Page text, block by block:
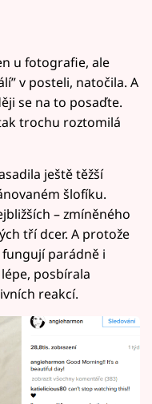
u fotografie, ale
v posteli, natočila. A
se na to posaďte.
trochu roztomilá
ještě těžší
šlofíku.
– zmíněného
tří dcer. A protože
parádně i
posbírala
reakcí.